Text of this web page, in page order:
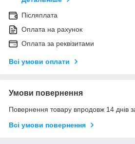
Післяплата
Оплата на рахунок
Оплата за реквізитами
Всі умови оплати
Умови повернення
Повернення товару впродовж 14 днів
Всі умови повернення